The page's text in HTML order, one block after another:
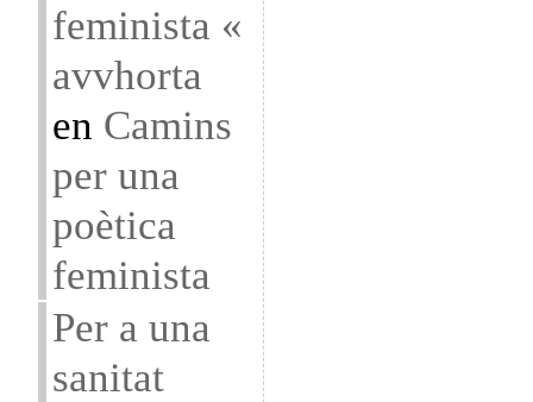
feminista «
avvhorta
en Camins
per una
poètica
feminista
Per a una
sanitat